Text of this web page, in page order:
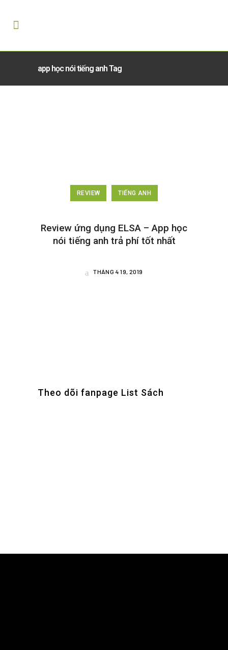
app học nói tiếng anh Tag
REVIEW TIẾNG ANH
Review ứng dụng ELSA – App học
nói tiếng anh trả phí tốt nhất
THÁNG 4 19, 2019
Theo dõi fanpage List Sách